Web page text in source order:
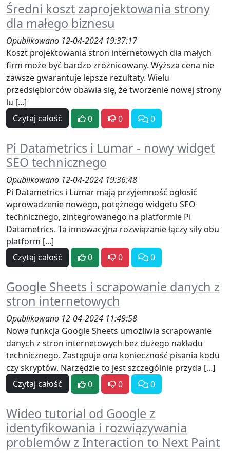
Średni koszt zaprojektowania strony
dla małego biznesu
Opublikowano 12-04-2024 19:37:17
Koszt projektowania stron internetowych dla małych
firm może być bardzo zróżnicowany. Wyższa cena nie
zawsze gwarantuje lepsze rezultaty. Wielu
przedsiębiorców obawia się, że tworzenie nowej strony
lu [...]
Czytaj całość
0 0 0
Pi Datametrics i Lumar - nowy widget
SEO technicznego
Opublikowano 12-04-2024 19:36:48
Pi Datametrics i Lumar mają przyjemność ogłosić
wprowadzenie nowego, potężnego widgetu SEO
technicznego, zintegrowanego na platformie Pi
Datametrics. Ta innowacyjna rozwiązanie łączy siły obu
platform [...]
Czytaj całość
0 0 0
Google Sheets i scrapowanie danych z
stron internetowych
Opublikowano 12-04-2024 11:49:58
Nowa funkcja Google Sheets umożliwia scrapowanie
danych z stron internetowych bez dużego nakładu
technicznego. Zastępuje ona konieczność pisania kodu
czy skryptów. Narzędzie to jest szczególnie przyda [...]
Czytaj całość
0 0 0
Wideo tutorial od Google z
identyfikowania i rozwiązywania
problemów z Interaction to Next Paint